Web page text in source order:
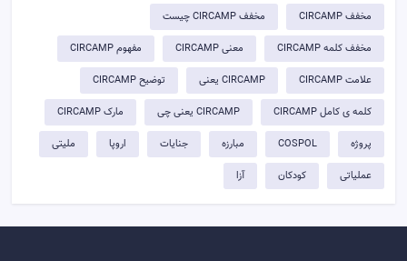
مخفف CIRCAMP مخفف CIRCAMP چیست
مخفف کلمه CIRCAMP معنی CIRCAMP مفهوم CIRCAMP
علامت CIRCAMP CIRCAMP یعنی توضيح CIRCAMP
کلمه ی کامل CIRCAMP CIRCAMP یعنی چی مارک CIRCAMP
پروژه COSPOL مبارزه جنایات اروپا ملیتی
عملیاتی کودکان آزا